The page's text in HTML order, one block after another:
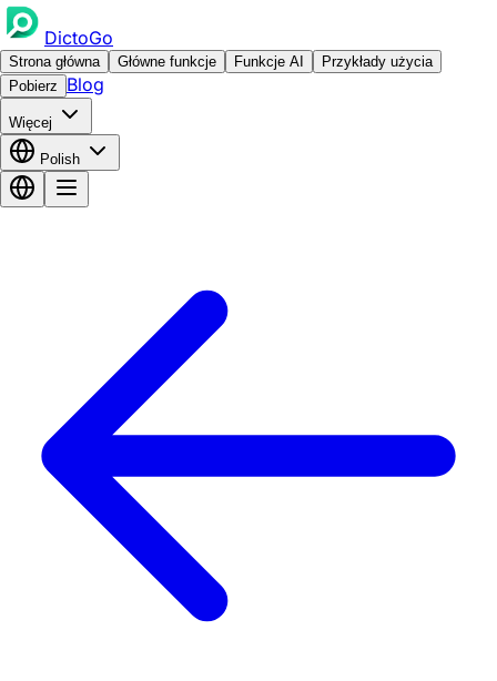
DictoGo
Strona główna Główne funkcje Funkcje AI
Przykłady użycia
Pobierz
Blog
Więcej
Polish